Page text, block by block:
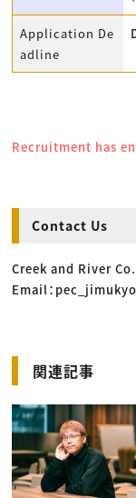
Application De
adline
Recruitment has
Contact Us
Creek and River
Email：
関連記事